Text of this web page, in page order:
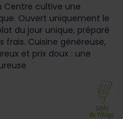
Centre cultive une
Ouvert uniquement le
du jour unique, préparé
Cuisine généreuse,
et prix doux : une